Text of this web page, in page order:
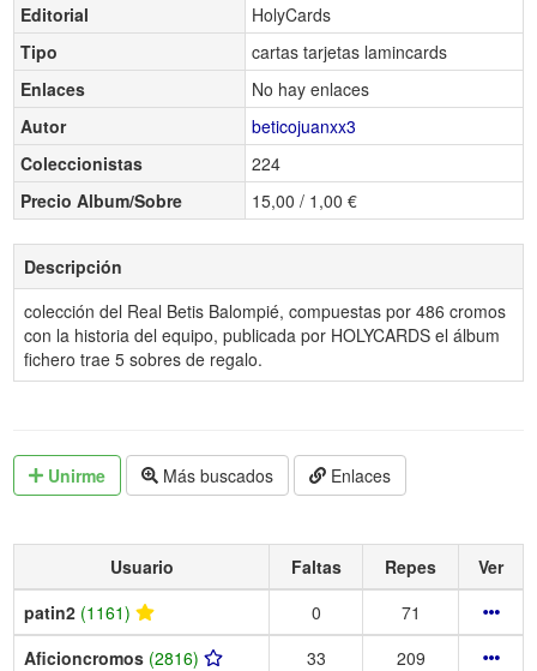
Editorial
HolyCards
Tipo
cartas tarjetas lamincards
Enlaces
No hay enlaces
Autor
beticojuanxx3
Coleccionistas
224
Precio Album/Sobre
15,00 / 1,00 €
Descripción
colección del Real Betis Balompié, compuestas por 486 cromos
con la historia del equipo, publicada por HOLYCARDS el álbum
fichero trae 5 sobres de regalo.
Unirme Más buscados Enlaces
Usuario Faltas Repes
Ver
patin2 (1161) 0
71
Aficioncromos (2816) 33
209